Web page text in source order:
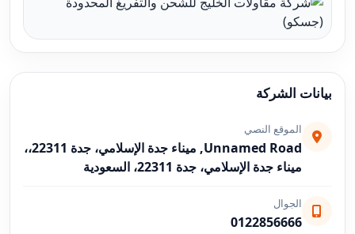
بيانات الشركة
الموقع النصي
Unnamed Road, ميناء جدة الإسلامي، جدة 22311،،
ميناء جدة الإسلامي، جدة 22311، السعودية
الجوال
0122856666